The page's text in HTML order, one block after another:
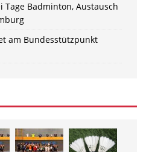
Tage Badminton, Austausch
am Bundesstützpunkt